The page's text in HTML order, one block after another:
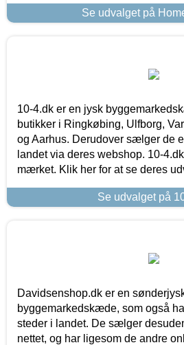
Se udvalget på
10-4.dk er en jysk
butikker i Ringkøbing, Ulfborg,
og Aarhus. Derudover sælger de
landet via deres webshop. 10-
mærket. Klik her for at se deres
Se udvalget på
Davidsenshop.dk er en
byggemarkedskæde, som også
steder i landet. De sælger
nettet, og har ligesom de andre